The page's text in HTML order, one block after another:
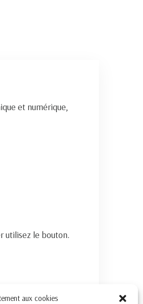
aux cookies
et numérique,
utilisez le bouton.